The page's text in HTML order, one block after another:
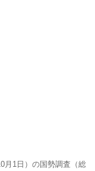
月1日）の国勢調査（総